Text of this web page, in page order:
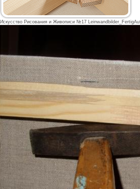
Искусство Рисования и Живописи №17